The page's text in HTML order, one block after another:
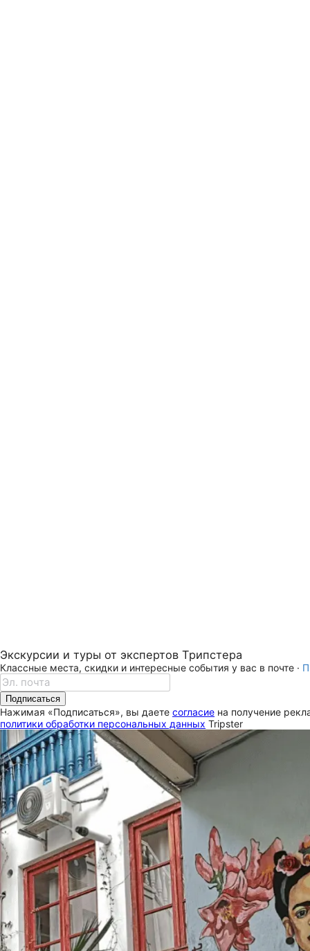
Экскурсии и туры от экспертов Трипстера
Классные места, скидки и интересные события у вас в почте ·
Подписаться
Нажимая «Подписаться», вы даете согласие на получение
политики обработки персональных данных Tripster